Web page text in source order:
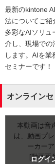
最新のkintone
法についてご紹
多彩なAIソリュ
介し、現場での
します。AIを
セミナーです！
オンライン
本動画は音
は、動画プ
ーカー
[動画再
ログイ